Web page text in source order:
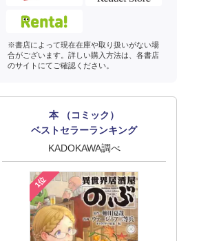
※書店によって現在在庫や取り扱いがない場
合がございます。詳しい購入方法は、各書店
のサイトにてご確認ください。
本 （コミック）
ベストセラーランキング
KADOKAWA調べ
1位